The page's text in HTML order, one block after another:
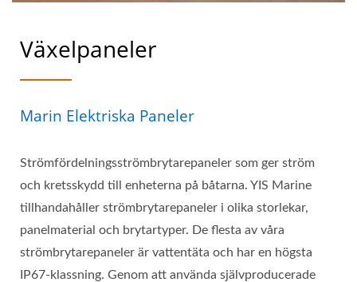
Växelpaneler
Marin Elektriska Paneler
Strömfördelningsströmbrytarepaneler som ger ström
och kretsskydd till enheterna på båtarna. YIS Marine
tillhandahåller strömbrytarepaneler i olika storlekar,
panelmaterial och brytartyper. De flesta av våra
strömbrytarepaneler är vattentäta och har en högsta
IP67-klassning. Genom att använda självproducerade